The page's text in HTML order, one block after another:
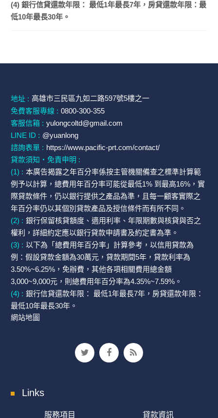
(4) 銀行信貸還款年限： 最低1年最長7年，房貸還款年限：最
低10年最長30年。
地址 : 高雄市三民區九如二路597號5樓之一
免費客服專線 : 0800-300-355
客服信箱 : yulongcoltd@gmail.com
LINE ID : @yuanlong
諮詢表單 : https://www.pacific-prt.com/contact/
貸款須知・免責申明 :
(1) : 本廣告揭露之年百分率係按主管機關備查之標準計算範
例予以計算，總費用年百分率可能從最低1% 到最高16%，實
際貸款條件，仍以銀行提供之產品為準，且每一顧客實際之
年百分率仍以其個別貸款產品及授信條件而有所不同。
(2) : 銀行保留核貸額度、適用利率、年限期數與核貸與否之
權利，詳細約定應以銀行貸款申請書及約定書為準。
(3) : 以下為「總費用年百分率」計算參考，以信用貸款為
例：假設貸款金額為30萬元，貸款期間5年，貸款利率為
3.50%~6.25%，免辦費，其他各項相關費用總金額
3,000~9,000元，則總費用年百分率為4.35%~7.59%。
(4) : 銀行信貸還款年限： 最低1年最長7年，房貸還款年限：
最低10年最長30年。
網站地圖
Links
服務項目 貸款資訊